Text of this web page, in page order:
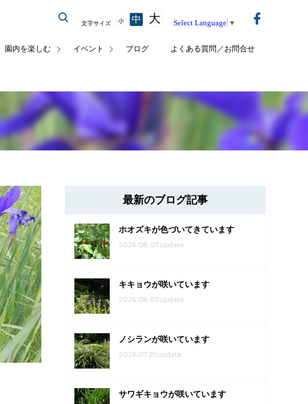
園内を楽しむ イベント ブログ よくある質問／お問合せ
文字サイズ 小 中 大 Select Language ▼
最新のブログ記事
ホオズキが色づいてきています
2026.08.07update
キキョウが咲いています
2026.08.07update
ノシランが咲いています
2026.07.29update
サワギキョウが咲いています